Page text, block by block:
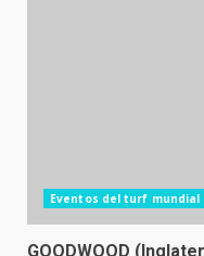
Eventos del turf mundial
GOODWOOD